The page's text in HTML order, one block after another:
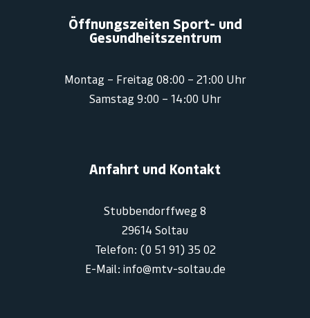
Öffnungszeiten Sport- und
Gesundheitszentrum
Montag – Freitag 08:00 – 21:00 Uhr
Samstag 9:00 – 14:00 Uhr
Anfahrt und Kontakt
Stubbendorffweg 8
29614 Soltau
Telefon: (0 51 91) 35 02
E-Mail: info@mtv-soltau.de